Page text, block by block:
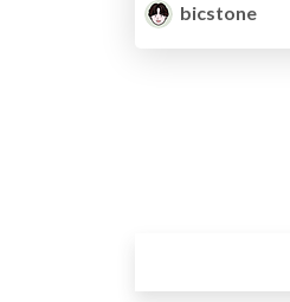
bicstone